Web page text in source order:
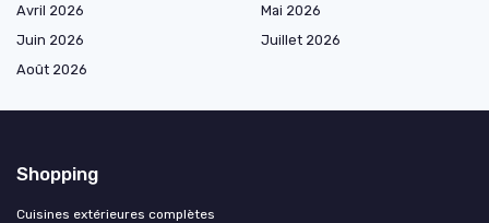
Avril 2026
Mai 2026
Juin 2026
Juillet 2026
Août 2026
Shopping
Cuisines extérieures complètes